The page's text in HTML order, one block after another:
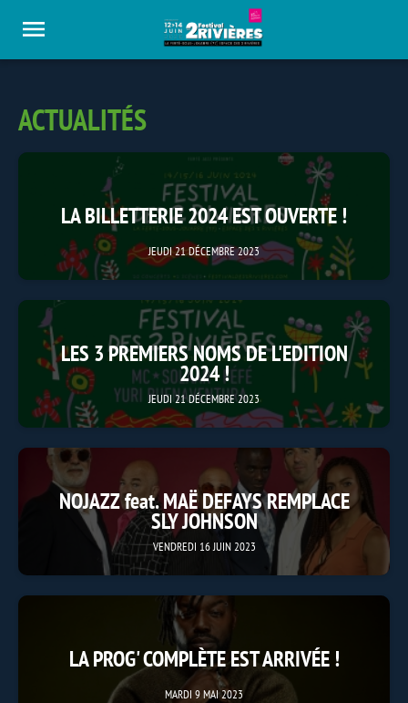
ACTUALITÉS
LA BILLETTERIE 2024 EST OUVERTE !
JEUDI 21 DÉCEMBRE 2023
LES 3 PREMIERS NOMS DE L'EDITION
2024 !
JEUDI 21 DÉCEMBRE 2023
NOJAZZ feat. MAË DEFAYS REMPLACE
SLY JOHNSON
VENDREDI 16 JUIN 2023
LA PROG' COMPLÈTE EST ARRIVÉE !
MARDI 9 MAI 2023